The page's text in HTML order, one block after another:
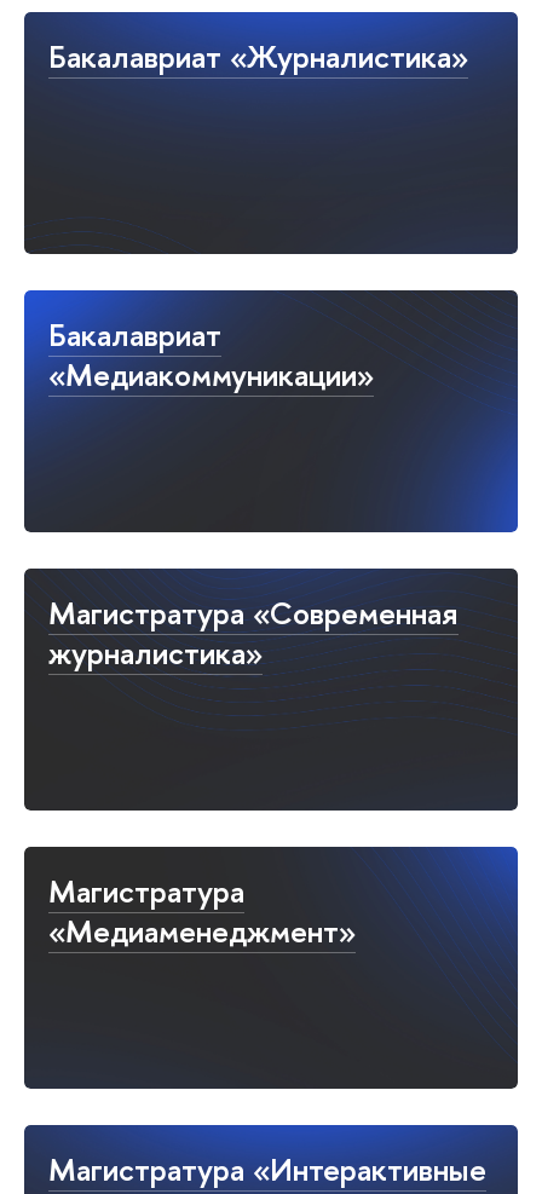
Бакалавриат «Журналистика»
Бакалавриат
«Медиакоммуникации»
Магистратура «Современная
журналистика»
Магистратура
«Медиаменеджмент»
Магистратура «Интерактивные